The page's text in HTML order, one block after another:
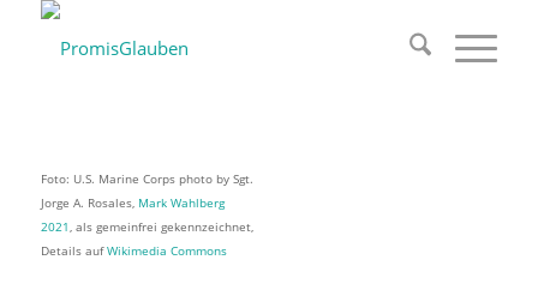
Foto: U.S. Marine Corps photo by Sgt.
Jorge A. Rosales, Mark Wahlberg
2021 , als gemeinfrei gekennzeichnet,
Details aufWikimedia Commons